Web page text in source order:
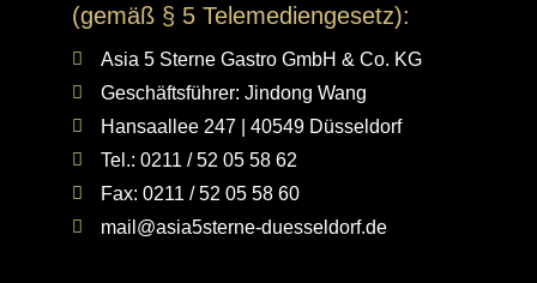
(gemäß § 5 Telemediengesetz):
Asia 5 Sterne Gastro GmbH & Co. KG
Geschäftsführer: Jindong Wang
Hansaallee 247 | 40549 Düsseldorf
Tel.: 0211 / 52 05 58 62
Fax: 0211 / 52 05 58 60
mail@asia5sterne-duesseldorf.de